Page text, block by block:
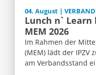
04. August | VERBAND
Lunch n` Learn
MEM 2026
Im Rahmen der
(MEM) lädt der IPZV
am Verbandsstand